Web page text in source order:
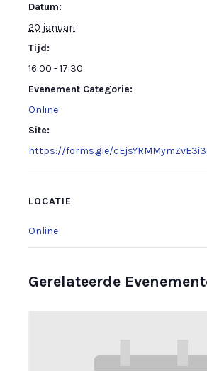
Datum:
20 januari
Tijd:
16:00 - 17:30
Evenement Categorie:
Online
Site:
https://forms.gle/
LOCATIE
Online
Gerelateerde